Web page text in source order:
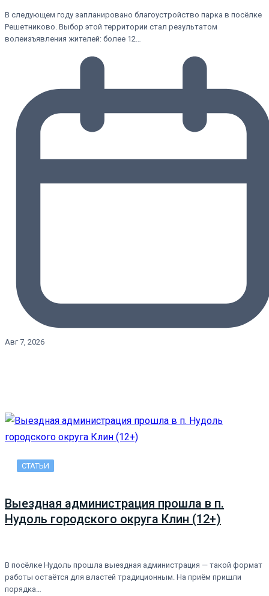
В следующем году запланировано благоустройство парка в посёлке
Решетниково. Выбор этой территории стал результатом
волеизъявления жителей: более 12…
Авг 7, 2026
СТАТЬИ
Выездная администрация прошла в п.
Нудоль городского округа Клин (12+)
В посёлке Нудоль прошла выездная администрация — такой формат
работы остаётся для властей традиционным. На приём пришли
порядка…